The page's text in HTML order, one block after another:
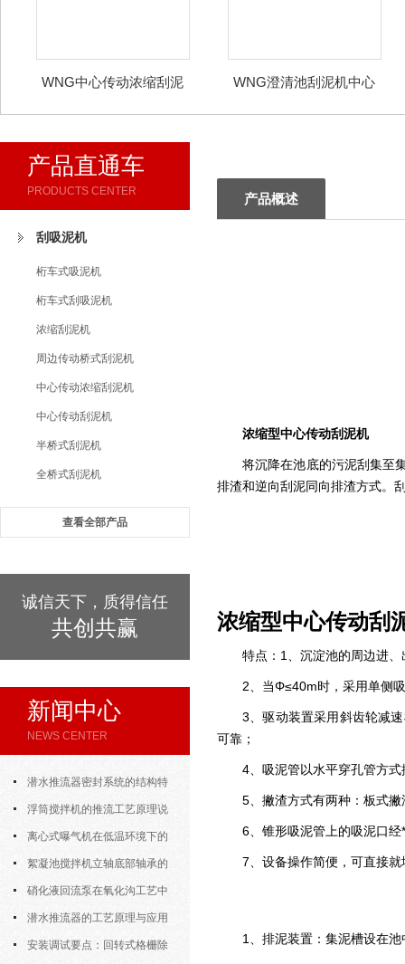
WNG中心传动浓缩刮泥
WNG澄清池刮泥机中心
产品直通车
PRODUCTS CENTER
刮吸泥机
桁车式吸泥机
桁车式刮吸泥机
浓缩刮泥机
周边传动桥式刮泥机
中心传动浓缩刮泥机
中心传动刮泥机
半桥式刮泥机
全桥式刮泥机
查看全部产品
诚信天下，质得信任
共创共赢
新闻中心
NEWS CENTER
潜水推流器密封系统的结构特
点与渗漏故障处理
浮筒搅拌机的推流工艺原理说
明 离心式曝气机在低温环境下的
运行特性与防冻措施
絮凝池搅拌机立轴底部轴承的
密封防水与免维护设计
硝化液回流泵在氧化沟工艺中
的布置位置对回流效果的影响
潜水推流器的工艺原理与应用
逻辑安装调试要点：回转式格栅除
产品概述
浓缩型中心传动刮泥机
将沉降在池底的污泥刮集至
排渣和逆向刮泥同向排渣方式。
浓缩型中心传动刮
特点：1、沉淀池的周边进
2、 当Φ≤40m时，采用单侧
3、驱动装置采用斜齿轮减
可靠；
4、吸泥管以水平穿孔管方
5、 撇渣方式有两种：板式
6、 锥形吸泥管上的吸泥口
7、设备操作简便，可直接
1、 排泥装置：集泥槽设在